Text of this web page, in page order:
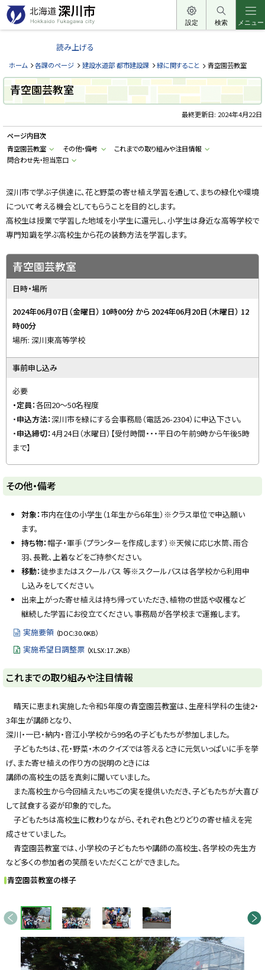
本
文
へ
ュ
へ
北
道
深
川
市
k
a
d
u
k
a
a
w
a
i
設定 検索 メニュー
読み上げる
ホーム 各課のページ 建設水道部 都市建設課 緑に関すること 青空園芸教室
青空園芸教室
最終更新日: 2024年4月22日
ページ内目次
青空園芸教室
その他・備考
これまでの取り組みや注目情報
問合わせ先・担当窓口
深川市で学ぶ子供達に、花と野菜の寄せ植え学習を通して、まちの緑化や環境
について考える機会としてもらうことを目的とします。
高校生は授業で学習した地域を小学生に還元し、小学生は身近な高等学校で
専門知識を学ぶ高校生から花の装飾方法を学習します。
青空園芸教室
日時・場所
2024年06月07日（金曜日） 10時00分 から 2024年06月20日（木曜日） 12
時00分
場所: 深川東高等学校
事前申し込み
必要
・定員：各回20～50名程度
・申込方法：深川市を緑にする会事務局（電話26-2304）に申込下さい。
・申込締切：4月24日（水曜日）【受付時間・・・平日の午前9時から午後5時
まで】
ト
ッ
プ
戻
その他・備考
対象：市内在住の小学生（1年生から6年生）※クラス単位で申込願い
ます。
持ち物： 帽子・軍手（プランターを作成します）※天候に応じ水筒、雨合
羽、長靴、上着などをご持参ください。
移動：徒歩またはスクールバス 等※スクールバスは各学校から利用申
し込みをしてください。
出来上がった寄せ植えは持ち帰っていただき、植物の世話や収穫など
継続した学習にお役立てください。事務局が各学校まで運搬します。
実施要領 （DOC:30.0KB）
実施希望日調整票 （XLSX:17.2KB）
ト
ッ
に
戻
これまでの取り組みや注目情報
晴天に恵まれ実施した令和5年度の青空園芸教室は、生産科学科の生徒2・
3年生が講師となり、
深川・一已・納内・音江小学校から99名の子どもたちが参加しました。
子どもたちは、花・野菜・木のクイズでは答えるときに元気いっぱいに手を挙
げ、また寄せ植えの作り方の説明のときには
講師の高校生の話を真剣に聞いていました。
また高校生から今回植えたいちごの実を提供いただき、子どもたちが大喜び
して試食する姿が印象的でした。
子どもたちは高校生に教わりながら、それぞれ色とりどりの寄せ植えを完
成させていました。
青空園芸教室では、小学校の子どもたちや講師の高校生、各学校の先生方
など多くの参加者の笑顔をいただくことができました。
青空園芸教室の様子
画
像
ラ
イ
前へ 次へ